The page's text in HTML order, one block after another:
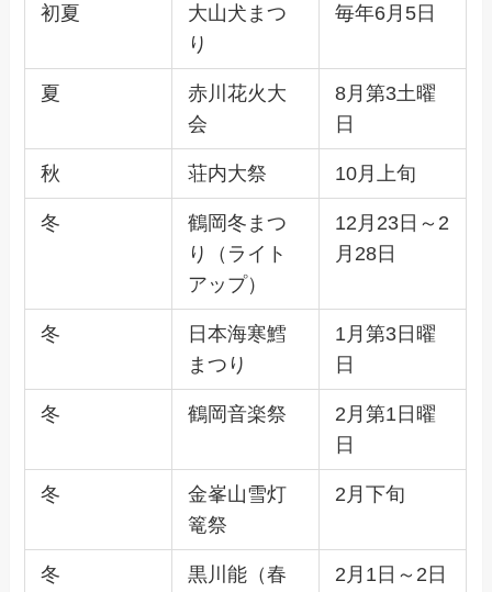
初夏
大山犬まつ
り
毎年6月5日
夏
赤川花火大
会
8月第3土曜
日
秋 荘内大祭 10月上旬
冬
鶴岡冬まつ
り（ライト
アップ）
12月23日～2
月28日
冬
日本海寒鱈
まつり
1月第3日曜
日
冬 鶴岡音楽祭
2月第1日曜
日
冬
金峯山雪灯
篭祭
2月下旬
冬
黒川能（春
2月1日～2日